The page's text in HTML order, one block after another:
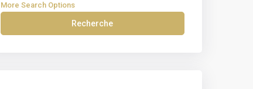
More Search Options
Recherche